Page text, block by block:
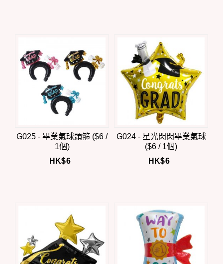
G025 - 畢業氣球頭箍 ($6 /
1個)
HK$6
G024 - 星光閃閃畢業氣球
($6 / 1個)
HK$6